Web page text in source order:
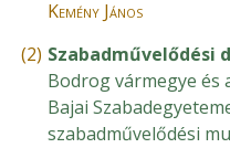
Kemény János
(2) Szabadművelődési
Bodrog vármegye és
Bajai
szabadművelődési